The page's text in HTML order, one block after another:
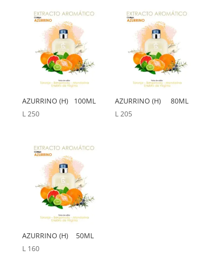
AZURRINO (H) 100ML
L250
AZURRINO (H) 80ML
L205
AZURRINO (H) 50ML
L 160